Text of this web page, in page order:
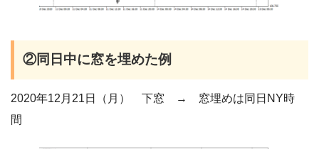
②同日中に窓を埋めた例
2020年12月21日（月） 下窓 → 窓埋めは同日NY時
間